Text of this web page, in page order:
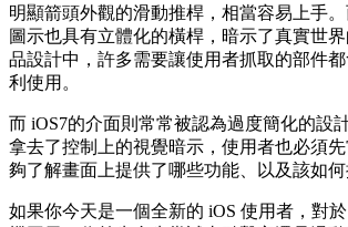
明顯箭頭外觀的滑動推桿，相當容易上手
圖示也具有立體化的橫桿，暗示了真實世
品設計中，許多需要讓使用者抓取的部件
利使用。
而 iOS7的介面則常常被認為過度簡化的設
拿去了控制上的視覺暗示，使用者也必須
夠了解畫面上提供了哪些功能、以及該如何
如果你今天是一個全新的 iOS 使用者，對